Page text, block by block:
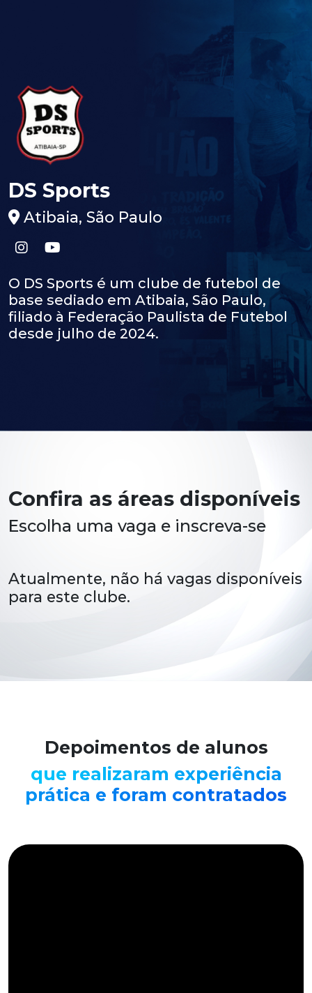
DS Sports
Atibaia, São Paulo
O DS Sports é um clube de futebol de
base sediado em Atibaia, São Paulo,
filiado à Federação Paulista de Futebol
desde julho de 2024.
Confira as áreas disponíveis
Escolha uma vaga e inscreva-se
Atualmente, não há vagas disponíveis
para este clube.
Depoimentos de alunos
que realizaram experiência
prática e foram contratados